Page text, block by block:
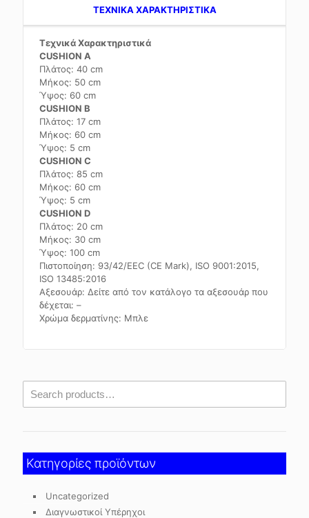
TEXNIKA ΧΑΡΑΚΤΗΡΙΣΤΙΚΑ
Τεχνικά Χαρακτηριστικά
CUSHION A
Πλάτος: 40 cm
Μήκος: 50 cm
Ύψος: 60 cm
CUSHION B
Πλάτος: 17 cm
Μήκος: 60 cm
Ύψος: 5 cm
CUSHION C
Πλάτος: 85 cm
Μήκος: 60 cm
Ύψος: 5 cm
CUSHION D
Πλάτος: 20 cm
Μήκος: 30 cm
Ύψος: 100 cm
Πιστοποίηση: 93/42/EEC (CE Mark), ISO 9001:2015,
ISO 13485:2016
Αξεσουάρ: Δείτε από τον κατάλογο τα αξεσουάρ που
δέχεται: –
Χρώμα δερματίνης: Μπλε
Κατηγορίες προϊόντων
Uncategorized
Διαγνωστικοί Υπέρηχοι